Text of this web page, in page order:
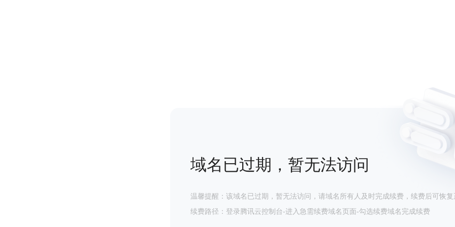
域名已过期，暂无法访问
温馨提醒：该域名已过期，暂无法访问，请域名所有人及时完成续费，续费后可恢复
续费路径：登录腾讯云控制台-进入急需续费域名页面-勾选续费域名完成续费